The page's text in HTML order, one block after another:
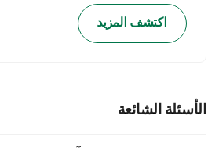
اكتشف المزيد
الأسئلة الشائعة